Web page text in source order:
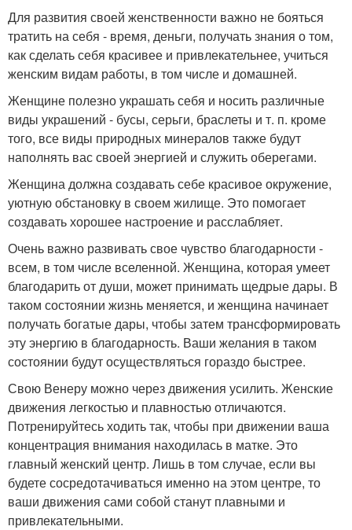
Для развития своей женственности важно не бояться
тратить на себя - время, деньги, получать знания о том,
как сделать себя красивее и привлекательнее, учиться
женским видам работы, в том числе и домашней.
Женщине полезно украшать себя и носить различные
виды украшений - бусы, серьги, браслеты и т. п. кроме
того, все виды природных минералов также будут
наполнять вас своей энергией и служить оберегами.
Женщина должна создавать себе красивое окружение,
уютную обстановку в своем жилище. Это помогает
создавать хорошее настроение и расслабляет.
Очень важно развивать свое чувство благодарности -
всем, в том числе вселенной. Женщина, которая умеет
благодарить от души, может принимать щедрые дары. В
таком состоянии жизнь меняется, и женщина начинает
получать богатые дары, чтобы затем трансформировать
эту энергию в благодарность. Ваши желания в таком
состоянии будут осуществляться гораздо быстрее.
Свою Венеру можно через движения усилить. Женские
движения легкостью и плавностью отличаются.
Потренируйтесь ходить так, чтобы при движении ваша
концентрация внимания находилась в матке. Это
главный женский центр. Лишь в том случае, если вы
будете сосредотачиваться именно на этом центре, то
ваши движения сами собой станут плавными и
привлекательными.